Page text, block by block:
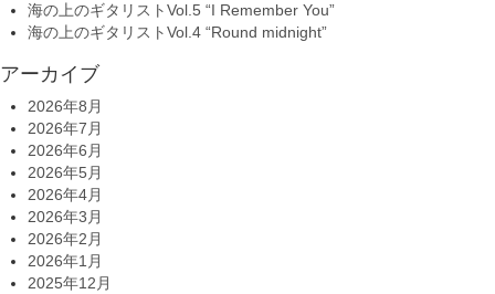
海の上のギタリストVol.5 “I Remember You”
海の上のギタリストVol.4 “Round midnight”
アーカイブ
2026年8月
2026年7月
2026年6月
2026年5月
2026年4月
2026年3月
2026年2月
2026年1月
2025年12月